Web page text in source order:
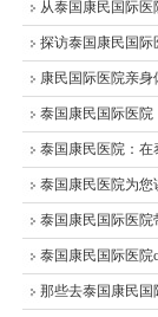
从泰国康民国际
探访泰国康民国
康民国际医院亲身
泰国康民国际医
泰国康民医院：
泰国康民医院为您
泰国康民国际医
泰国康民国际医院
那些去泰国康民